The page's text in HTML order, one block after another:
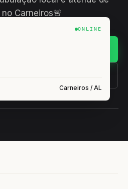
Carneiros🚨
93407-8838
ONLINE
Carneiros / AL